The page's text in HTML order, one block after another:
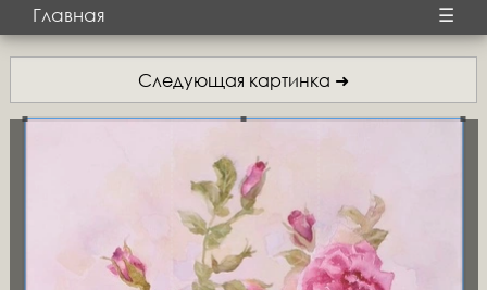
Главная ☰
Следующая картинка ➜